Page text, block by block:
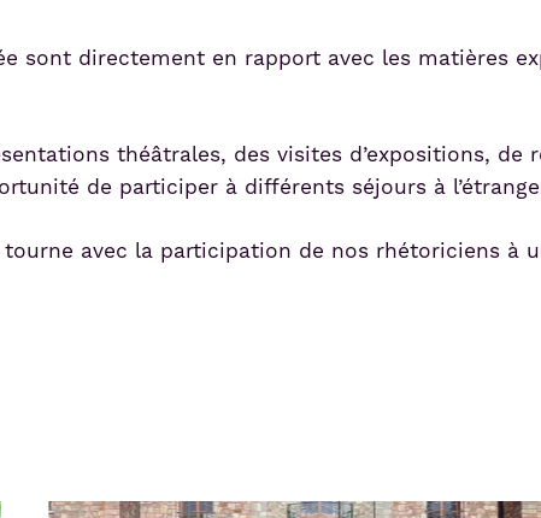
sont directement en rapport avec les matières
théâtrales, des visites d’expositions, de
de participer à différents séjours à
tourne avec la participation de nos rhétoriciens à